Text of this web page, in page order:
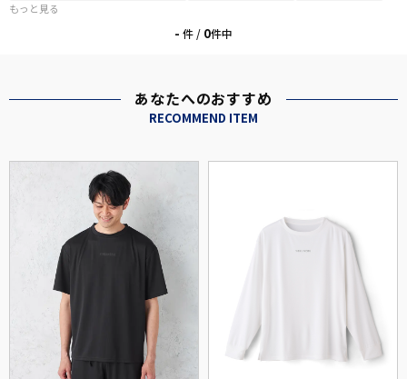
もっと見る
- 件 / 0件中
あなたへのおすすめ
RECOMMEND ITEM